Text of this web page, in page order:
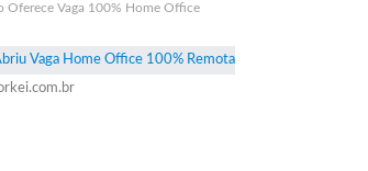
Oferece Vaga 100% Home Office